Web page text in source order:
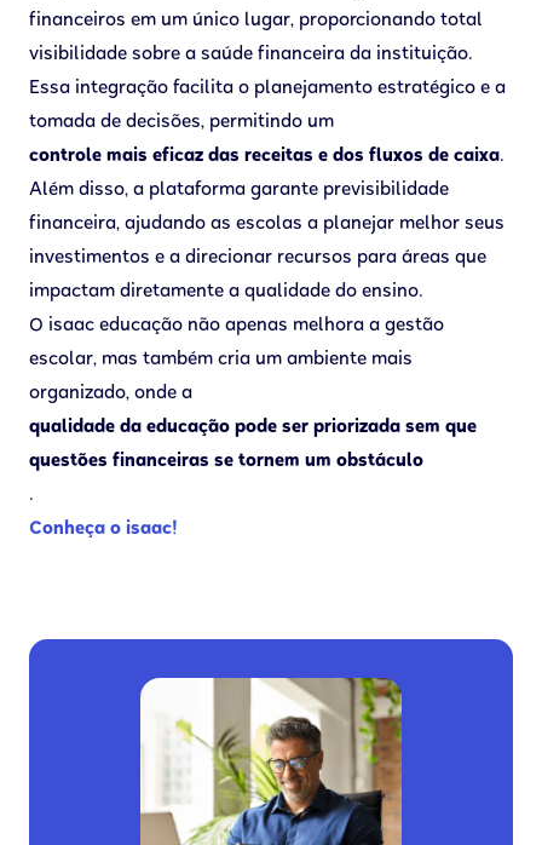
financeiros em um único lugar, proporcionando total
visibilidade sobre a saúde financeira da instituição.
Essa integração facilita o planejamento estratégico e a
tomada de decisões, permitindo um
controle mais eficaz das receitas e dos fluxos de caixa.
Além disso, a plataforma garante previsibilidade
financeira, ajudando as escolas a planejar melhor seus
investimentos e a direcionar recursos para áreas que
impactam diretamente a qualidade do ensino.
O isaac educação não apenas melhora a gestão
escolar, mas também cria um ambiente mais
organizado, onde a
qualidade da educação pode ser priorizada sem que
questões financeiras se tornem um obstáculo
.
Conheça o isaac!